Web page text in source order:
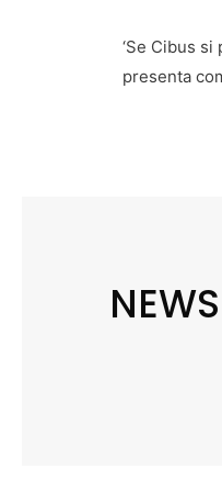
‘Se Cibus
presenta